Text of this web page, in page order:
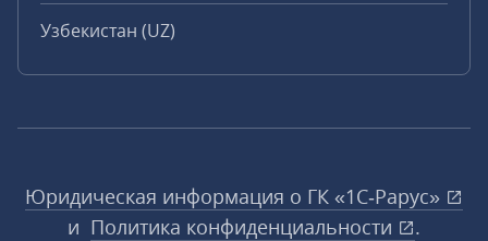
Узбекистан (UZ)
Юридическая информация о ГК «1С‑Рарус»
и Политика конфиденциальности
.